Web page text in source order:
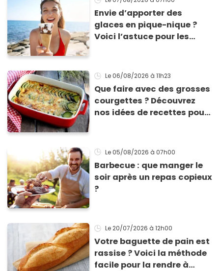
Envie d’apporter des
glaces en pique-nique ?
Voici l’astuce pour les
ne fondent !
Le 06/08/2026 à 11h23
Que faire avec des grosses
courgettes ? Découvrez
nos idées de recettes pour
Le 05/08/2026 à 07h00
Barbecue : que manger le
soir après un repas copieux
?
Le 20/07/2026 à 12h00
Votre baguette de pain est
rassise ? Voici la méthode
facile pour la rendre à